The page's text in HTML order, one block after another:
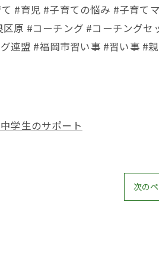
育児 #子育ての悩み #子育て
原 #コーチング #コーチングセ
連盟 #福岡市習い事 #習い事 #
学生のサポート
次の